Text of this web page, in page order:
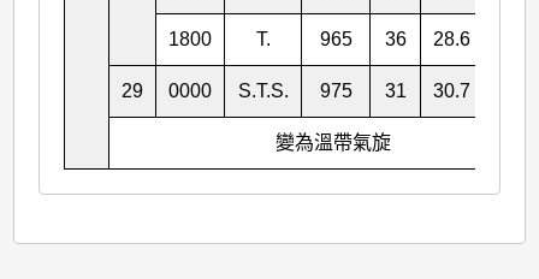
1800 T. 965 36 28.6
29 0000 S.T.S. 975 31 30.7
變為溫帶氣旋